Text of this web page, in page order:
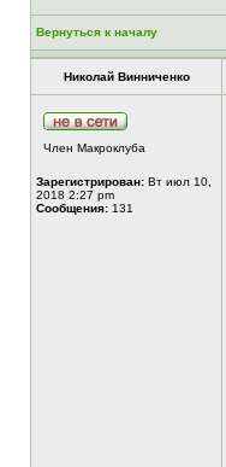
Вернуться к началу
Николай Винниченко
Член Макроклуба
Зарегистрирован: Вт июл 10,
2018 2:27 pm
Сообщения: 131